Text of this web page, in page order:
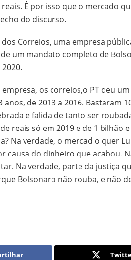
É por isso que o mercado
do discurso.
Correios, uma empresa
um mandato completo de
os correios,o PT deu
de 2013 a 2016. Bastaram
e falida de tanto ser
reais só em 2019 e de 1 bilhão
Na verdade, o mercad o quer
causa do dinheiro que acabou.
Na verdade, parte da justiça
Bolsonaro não rouba, e não